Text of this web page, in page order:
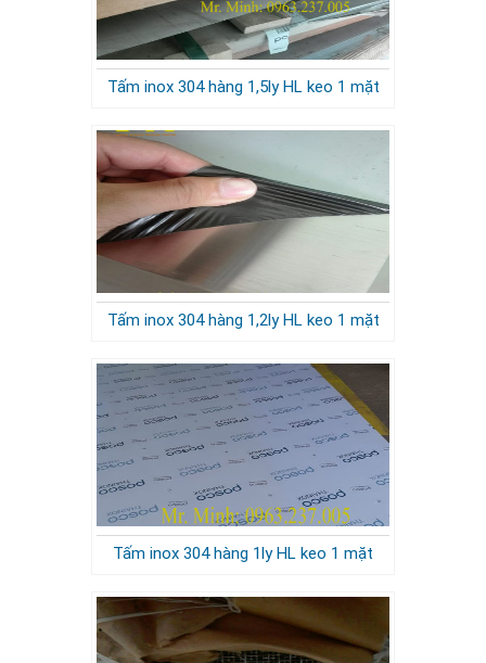
Tấm inox 304 hàng 1,5ly HL keo 1 mặt
Tấm inox 304 hàng 1,2ly HL keo 1 mặt
Tấm inox 304 hàng 1ly HL keo 1 mặt